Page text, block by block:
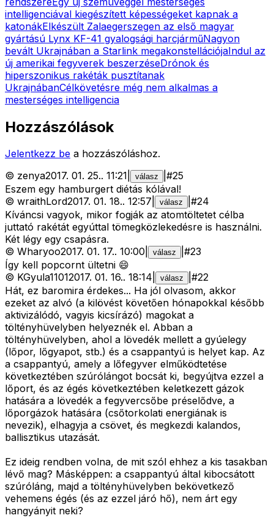
intelligenciával kiegészített képességeket kapnak a
katonákElkészült Zalaegerszegen az első magyar
gyártású Lynx KF-41 gyalogsági harcjárműNagyon
bevált Ukrajnában a Starlink megakonstellációjaIndul az
új amerikai fegyverek beszerzéseDrónok és
hiperszonikus rakéták pusztítanak
UkrajnábanCélkövetésre még nem alkalmas a
mesterséges intelligencia
Hozzászólások
Jelentkezz be a hozzászóláshoz.
© zenya2017. 01. 25.. 11:21 válasz #25
Eszem egy hamburgert diétás kólával!
© wraithLord2017. 01. 18.. 12:57 válasz #24
Kíváncsi vagyok, mikor fogják az atomtöltetet célba
juttató rakétát egyúttal tömegközlekedésre is használni.
Két légy egy csapásra.
© Wharyoo2017. 01. 17.. 10:00 válasz #23
Így kell popcornt ültetni 😄
© KGyula11012017. 01. 16.. 18:14 válasz #22
Hát, ez baromira érdekes... Ha jól olvasom, akkor
ezeket az alvó (a kilövést követően hónapokkal később
aktivizálódó, vagyis kicsírázó) magokat a
töltényhüvelyben helyeznék el. Abban a
töltényhüvelyben, ahol a lövedék mellett a gyúelegy
(lőpor, lőgyapot, stb.) és a csappantyú is helyet kap. Az
a csappantyú, amely a lőfegyver elműködtetése
következtében szúrólángot bocsát ki, begyújtva ezzel a
lőport, és az égés következtében keletkezett gázok
hatására a lövedék a fegyvercsőbe préselődve, a
lőporgázok hatására (csőtorkolati energiának is
nevezik), elhagyja a csövet, és megkezdi kalandos,
ballisztikus utazását.
Ez ideig rendben volna, de mit szól ehhez a kis tasakban
lévő mag? Másképpen: a csappantyú által kibocsátott
szúróláng, majd a töltényhüvelyben bekövetkező
vehemens égés (és az ezzel járó hő), nem árt egy
hangyányit neki?